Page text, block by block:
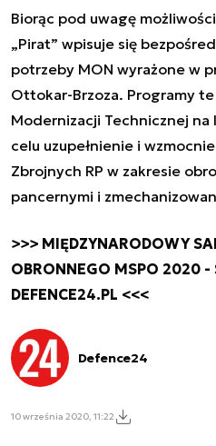
Biorąc pod uwagę
„Pirat” wpisuje się
potrzeby MON wyrażone w
Ottokar-Brzoza. Programy
Modernizacji Technicznej na
celu uzupełnienie i
Zbrojnych RP w zakresie
pancernymi i
>>> MIĘDZYNARODOWY
OBRONNEGO MSPO 2020 -
DEFENCE24.PL <<<
Defence24
10 września 2020, 11:22